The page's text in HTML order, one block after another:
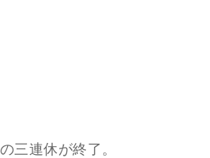
三連休が終了。